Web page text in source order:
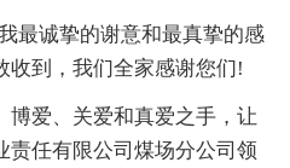
最诚挚的谢意和最真挚的感
收到，我们全家感谢您们!
博爱、关爱和真爱之手，让
责任有限公司煤场分公司领